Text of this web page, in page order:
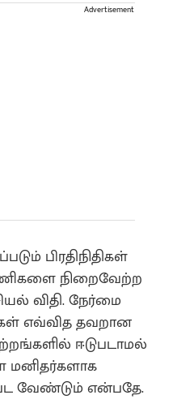
Advertisement
பிரதிநிதிகள்
நிறைவேற்ற
விதி. நேர்மை
எவ்வித தவறான
ஈடுபடாமல்
மனிதர்களாக
வேண்டும் என்பதே.